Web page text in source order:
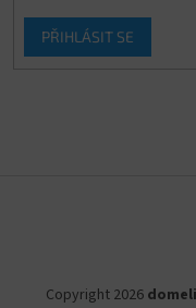
PŘIHLÁSIT SE
Copyright 2026